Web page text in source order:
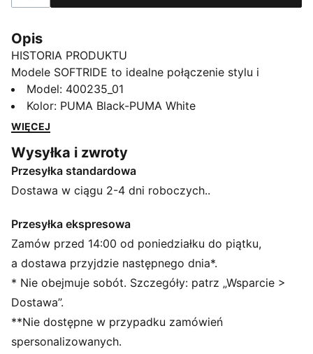
Opis
HISTORIA PRODUKTU
Modele SOFTRIDE to idealne połączenie stylu i
funkcjonalności – stworzone, by dotrzymać ci kroku
na co dzień. Dzięki piance SOFTRIDE, która zapewnia
wygodę przez cały dzień, i klasycznemu stylowi
co dzień – idealnym w te dni, gdy masz dużo na
głowie i ciągle jesteś w ruchu.
CECHY + KORZYŚCI
zapewniająca miękką amortyzację dzięki bardzo
grubej pięcie
SOFTRIDE: miękka pianka zaprojektowana z myślą o
całodziennej amortyzacji i komforcie
SZCZEGÓŁY
Standardowa szerokość
Zaokrąglony przód
Zapięcie: Sznurówki
Model: 400235_01
Kolor: PUMA Black-PUMA White
WIĘCEJ
Wysyłka i zwroty
Przesyłka standardowa
Dostawa w ciągu 2-4 dni roboczych..
Przesyłka ekspresowa
Zamów przed 14:00 od poniedziałku do piątku,
a dostawa przyjdzie następnego dnia*.
* Nie obejmuje sobót. Szczegóły: patrz „Wsparcie >
Dostawa”.
**Nie dostępne w przypadku zamówień
spersonalizowanych.